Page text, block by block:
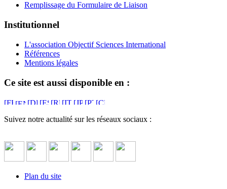
Remplissage du Formulaire de Liaison
Institutionnel
L'association Objectif Sciences International
Références
Mentions légales
Ce site est aussi disponible en :
Suivez notre actualité sur les réseaux sociaux :
Plan du site